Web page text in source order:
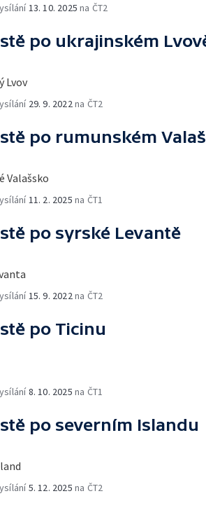
13. 10. 2025 na ČT2
po ukrajinském
Lvov
29. 9. 2022 na ČT2
po rumunském
Valašsko
11. 2. 2025 na ČT1
po syrské Levantě
15. 9. 2022 na ČT2
po Ticinu
8. 10. 2025 na ČT1
po severním Islandu
5. 12. 2025 na ČT2